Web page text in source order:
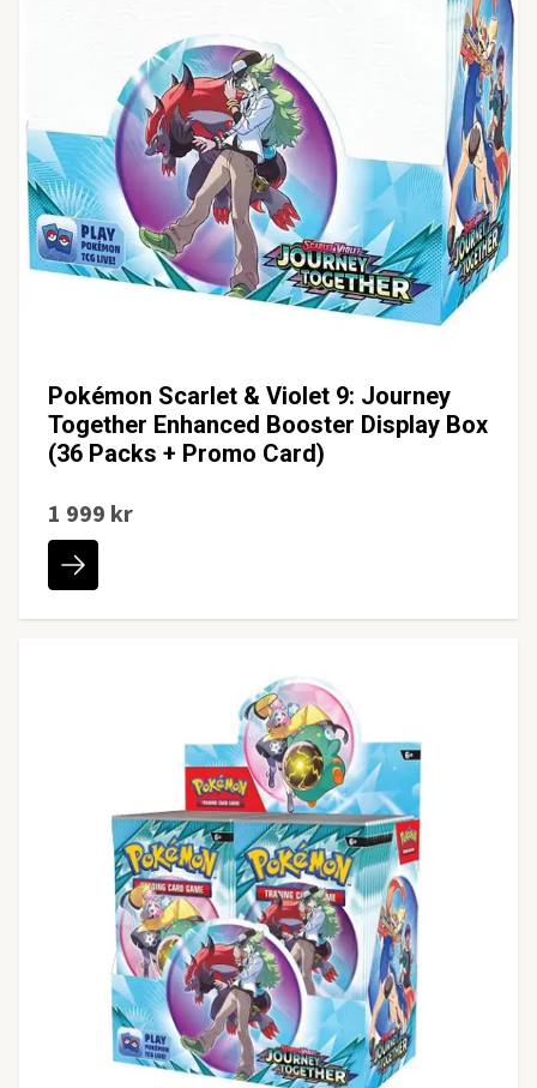
Pokémon Scarlet & Violet 9: Journey
Together Enhanced Booster Display Box
(36 Packs + Promo Card)
1 999 kr